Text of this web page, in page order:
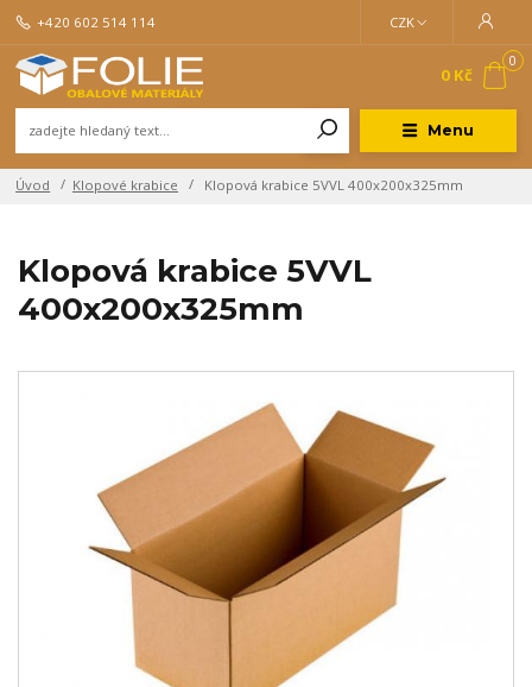
Menu
CZK
+420 602 514 114
0
0 Kč
Úvod Klopové krabice Klopová krabice 5VVL 400x200x325mm
Klopová krabice 5VVL
400x200x325mm